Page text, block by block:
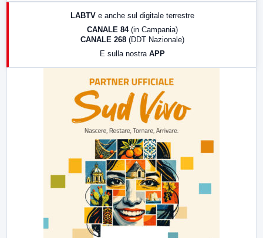
17:00 LabNews (replica)
LABTV e anche sul digitale terrestre
CANALE 84 (in Campania)
CANALE 268 (DDT Nazionale)
E sulla nostra APP